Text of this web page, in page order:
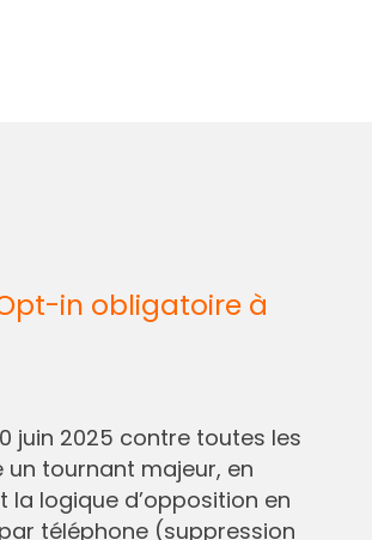
in obligatoire à
juin 2025 contre toutes les
tournant majeur, en
logique d’opposition en
téléphone (suppression